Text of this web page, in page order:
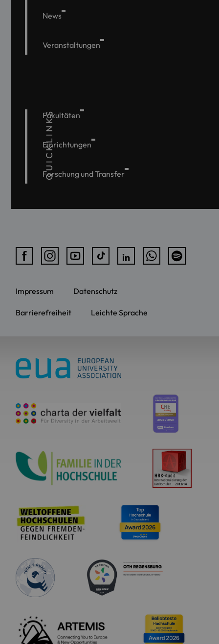
News
Veranstaltungen
QUICKLINKS
Fakultäten
Einrichtungen
Forschung und Transfer
Impressum Datenschutz
Barrierefreiheit Leichte Sprache